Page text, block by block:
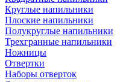
Круглые напильники
Плоские напильники
Полукруглые напильники
Трехгранные напильники
Ножницы
Отвертки
Наборы отверток